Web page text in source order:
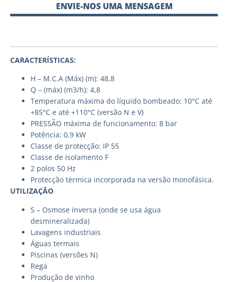
ENVIE-NOS UMA MENSAGEM
CARACTERÍSTICAS:
H – M.C.A (Máx) (m): 48,8
Q – (máx) (m3/h): 4,8
Temperatura máxima do líquido bombeado: 10°C até
+85°C e até +110°C (versão N e V)
PRESSÃO máxima de funcionamento: 8 bar
Potência: 0,9 kW
Classe de protecção: IP 55
Classe de isolamento F
2 polos 50 Hz
Protecção térmica incorporada na versão monofásica.
UTILIZAÇÃO
S – Osmose inversa (onde se usa água
desmineralizada)
Lavagens industriais
Águas termais
Piscinas (versões N)
Rega
Produção de vinho